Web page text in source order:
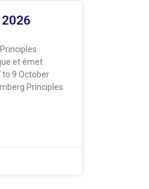
et émet
to 9 October
Principles